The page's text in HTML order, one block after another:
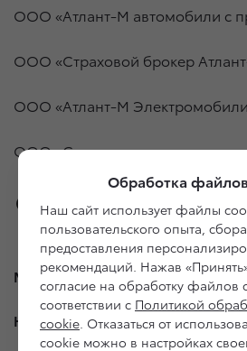
ООО «Атлант-М автомобили с
ООО «Страховой брокер
ООО «Атлант-М
ООО «Ситикар».
Модельный ряд
Новые автомобили
Обработка
Наш сайт использует файлы
пользовательского опыта,
предоставления
рекомендаций. Нажав
согласие на обработку файлов
соответствии с Политикой
cookie. Отказаться от
cookie можно в настройках